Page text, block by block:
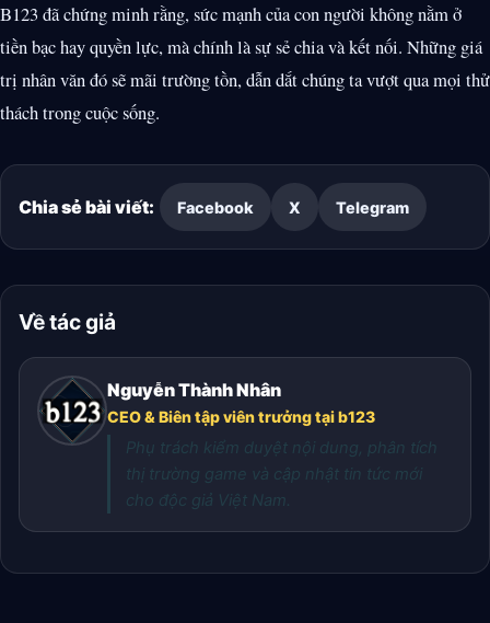
B123 đã chứng minh rằng, sức mạnh của con người không nằm ở
tiền bạc hay quyền lực, mà chính là sự sẻ chia và kết nối. Những giá
trị nhân văn đó sẽ mãi trường tồn, dẫn dắt chúng ta vượt qua mọi thử
thách trong cuộc sống.
Chia sẻ bài viết: Facebook X Telegram
Về tác giả
Nguyễn Thành Nhân
CEO & Biên tập viên trưởng tại b123
Phụ trách kiểm duyệt nội dung, phân tích
thị trường game và cập nhật tin tức mới
cho độc giả Việt Nam.